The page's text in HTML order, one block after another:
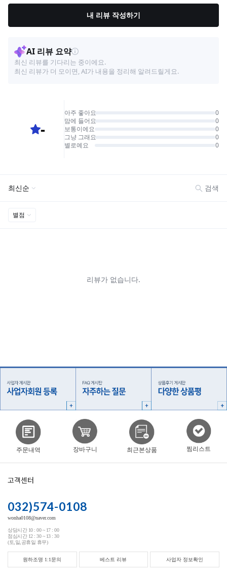
주문내역 장바구니 최근본상품 찜리스트
고객센터
032)574-0108
wonha0108@naver.com
상담시간 10 : 00 ~ 17 : 00
점심시간 12 : 30 ~ 13 : 30
(토,일,공휴일 휴무)
원하조명 1:1문의 베스트 리뷰 사업자 정보확인